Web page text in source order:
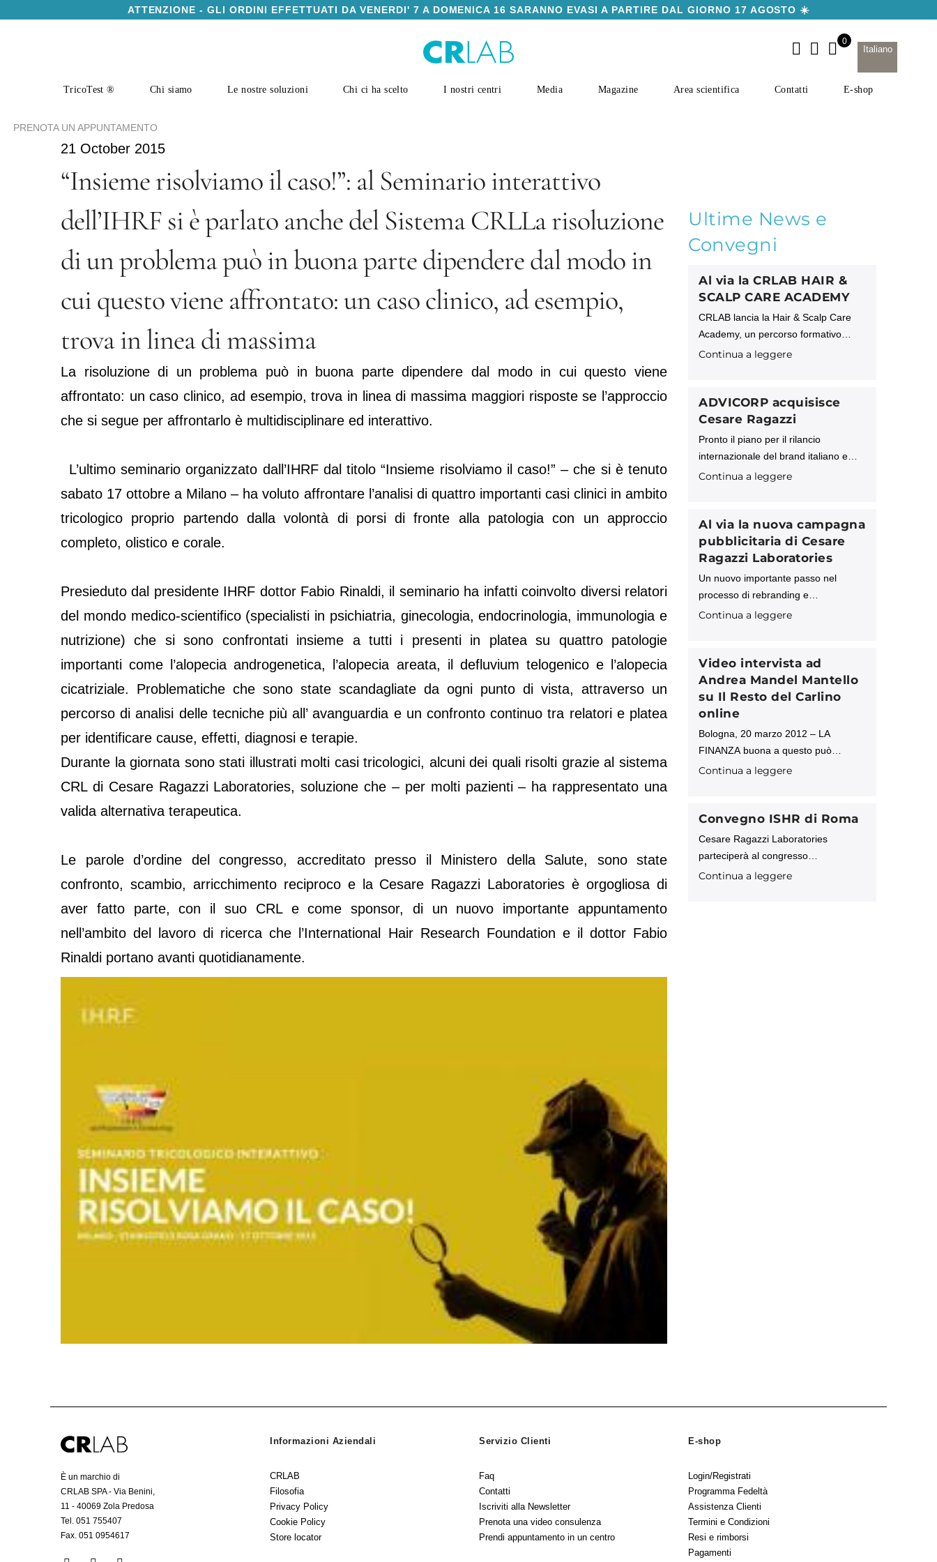
ATTENZIONE - GLI ORDINI EFFETTUATI DA VENERDI' 7 A DOMENICA 16 SARANNO EVASI A PARTIRE DAL GIORNO 17 AGOSTO ☀️
Italiano
TricoTest ® Chi siamo Le nostre soluzioni Chi ci ha scelto I nostri centri Media Magazine Area scientifica Contatti E-shop
PRENOTA UN APPUNTAMENTO
21 October 2015
“Insieme risolviamo il caso!”: al Seminario interattivo
dell’IHRF si è parlato anche del Sistema CRLLa risoluzione
di un problema può in buona parte dipendere dal modo in
cui questo viene affrontato: un caso clinico, ad esempio,
trova in linea di massima
La risoluzione di un problema può in buona parte dipendere dal modo in cui questo viene
affrontato: un caso clinico, ad esempio, trova in linea di massima maggiori risposte se l’approccio
che si segue per affrontarlo è multidisciplinare ed interattivo.
L’ultimo seminario organizzato dall’IHRF dal titolo “Insieme risolviamo il caso!” – che si è tenuto
sabato 17 ottobre a Milano – ha voluto affrontare l’analisi di quattro importanti casi clinici in ambito
tricologico proprio partendo dalla volontà di porsi di fronte alla patologia con un approccio
completo, olistico e corale.
Presieduto dal presidente IHRF dottor Fabio Rinaldi, il seminario ha infatti coinvolto diversi relatori
del mondo medico-scientifico (specialisti in psichiatria, ginecologia, endocrinologia, immunologia e
nutrizione) che si sono confrontati insieme a tutti i presenti in platea su quattro patologie
importanti come l’alopecia androgenetica, l’alopecia areata, il defluvium telogenico e l’alopecia
cicatriziale. Problematiche che sono state scandagliate da ogni punto di vista, attraverso un
percorso di analisi delle tecniche più all’ avanguardia e un confronto continuo tra relatori e platea
per identificare cause, effetti, diagnosi e terapie.
Durante la giornata sono stati illustrati molti casi tricologici, alcuni dei quali risolti grazie al sistema
CRL di Cesare Ragazzi Laboratories, soluzione che – per molti pazienti – ha rappresentato una
valida alternativa terapeutica.
Le parole d’ordine del congresso, accreditato presso il Ministero della Salute, sono state
confronto, scambio, arricchimento reciproco e la Cesare Ragazzi Laboratories è orgogliosa di
aver fatto parte, con il suo CRL e come sponsor, di un nuovo importante appuntamento
nell’ambito del lavoro di ricerca che l’International Hair Research Foundation e il dottor Fabio
Rinaldi portano avanti quotidianamente.
Ultime News e
Convegni
Al via la CRLAB HAIR &
SCALP CARE ACADEMY
CRLAB lancia la Hair & Scalp Care
Academy, un percorso formativo
avanzato pensato per tutti i
tricologia, cosmetologia e tecnologie
applicate al benessere di cute e
capelli.
Continua a leggere
ADVICORP acquisisce
Cesare Ragazzi
Pronto il piano per il rilancio
internazionale del brand italiano e
della tecnologia proprietaria “Sistema
livello internazionale, comunica di
aver finalizzato
Continua a leggere
Al via la nuova campagna
pubblicitaria di Cesare
Ragazzi Laboratories
Un nuovo importante passo nel
processo di rebranding e
riposizionamento intrapreso
off line, di Cesare Ragazzi
Continua a leggere
Video intervista ad
Andrea Mandel Mantello
su Il Resto del Carlino
online
Bologna, 20 marzo 2012 – LA
FINANZA buona a questo può
servire: a trasformare la nomea di
mercato
Continua a leggere
Convegno ISHR di Roma
Cesare Ragazzi Laboratories
parteciperà al congresso
internazionale organizzato dalla
Continua a leggere
È un marchio di
CRLAB SPA - Via Benini,
11 - 40069 Zola Predosa
Tel. 051 755407
Fax. 051 0954617
Informazioni Aziendali
CRLAB
Filosofia
Privacy Policy
Cookie Policy
Store locator
Servizio Clienti
Faq
Contatti
Iscriviti alla Newsletter
Prenota una video consulenza
Prendi appuntamento in un centro
E-shop
Login/Registrati
Programma Fedeltà
Assistenza Clienti
Termini e Condizioni
Resi e rimborsi
Pagamenti